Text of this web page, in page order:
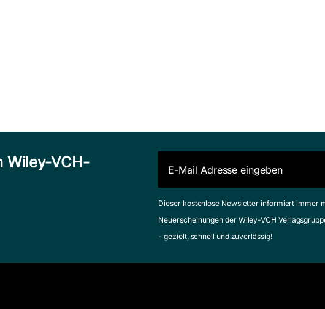
Wiley-VCH-
Dieser kostenlose Newsletter informiert immer
Neuerscheinungen der Wiley-VCH
- gezielt, schnell und zuverlässig!